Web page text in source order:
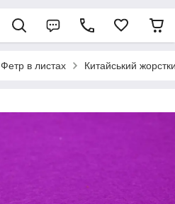
Фетр в листах Китайський